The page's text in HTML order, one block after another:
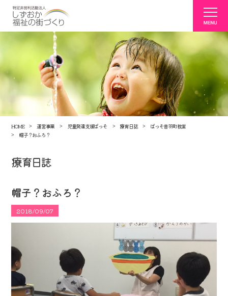
HOME 運営事業 児童発達支援ぱっそ 療育日誌
ぱっそ音羽町教室
帽子？おふろ？
療育日誌
帽子？おふろ？
2018/09/07